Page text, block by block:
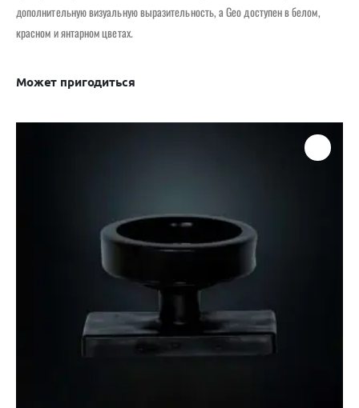
дополнительную визуальную выразительность, а Geo доступен в белом,
красном и янтарном цветах.
Может пригодиться